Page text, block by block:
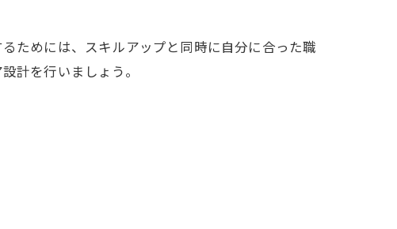
ためには、スキルアップと同時に自分に合った職
計を行いましょう。